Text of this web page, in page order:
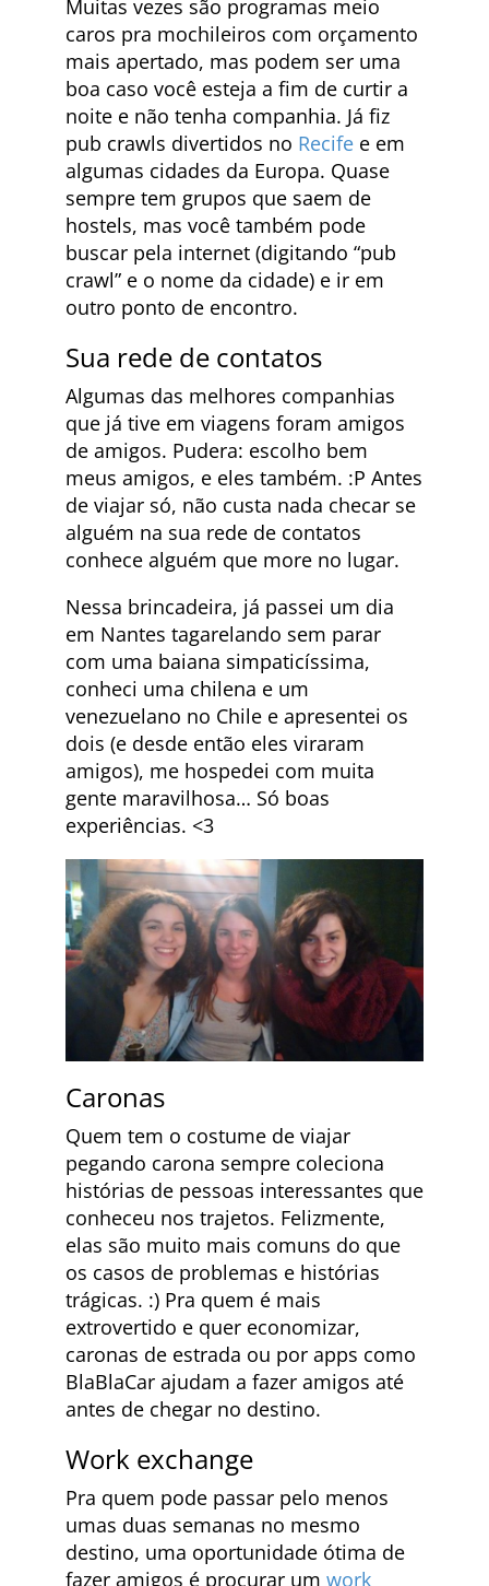
Muitas vezes são programas meio
caros pra mochileiros com orçamento
mais apertado, mas podem ser uma
boa caso você esteja a fim de curtir a
noite e não tenha companhia. Já fiz
pub crawls divertidos no Recife e em
algumas cidades da Europa. Quase
sempre tem grupos que saem de
hostels, mas você também pode
buscar pela internet (digitando “pub
crawl” e o nome da cidade) e ir em
outro ponto de encontro.
Sua rede de contatos
Algumas das melhores companhias
que já tive em viagens foram amigos
de amigos. Pudera: escolho bem
meus amigos, e eles também. :P Antes
de viajar só, não custa nada checar se
alguém na sua rede de contatos
conhece alguém que more no lugar.
Nessa brincadeira, já passei um dia
em Nantes tagarelando sem parar
com uma baiana simpaticíssima,
conheci uma chilena e um
venezuelano no Chile e apresentei os
dois (e desde então eles viraram
amigos), me hospedei com muita
gente maravilhosa… Só boas
experiências. <3
Caronas
Quem tem o costume de viajar
pegando carona sempre coleciona
histórias de pessoas interessantes que
conheceu nos trajetos. Felizmente,
elas são muito mais comuns do que
os casos de problemas e histórias
trágicas. :) Pra quem é mais
extrovertido e quer economizar,
caronas de estrada ou por apps como
BlaBlaCar ajudam a fazer amigos até
antes de chegar no destino.
Work exchange
Pra quem pode passar pelo menos
umas duas semanas no mesmo
destino, uma oportunidade ótima de
fazer amigos é procurar um work